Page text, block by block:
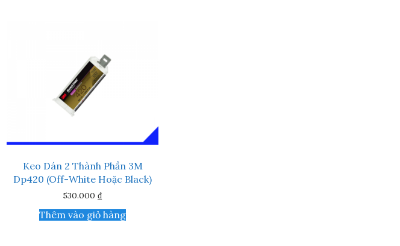
Keo Dán 2 Thành Phần 3M
Dp420 (Off-White Hoặc Black)
530.000₫
Thêm vào giỏ hàng